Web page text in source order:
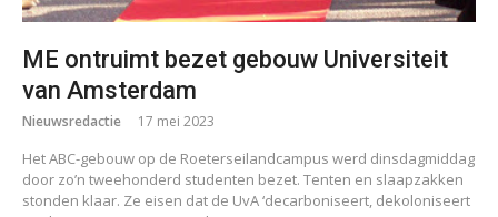
ME ontruimt bezet gebouw Universiteit
van Amsterdam
Nieuwsredactie 17 mei 2023
Het ABC-gebouw op de Roeterseilandcampus werd dinsdagmiddag
door zo’n tweehonderd studenten bezet. Tenten en slaapzakken
stonden klaar. Ze eisen dat de UvA ‘decarboniseert, dekoloniseert